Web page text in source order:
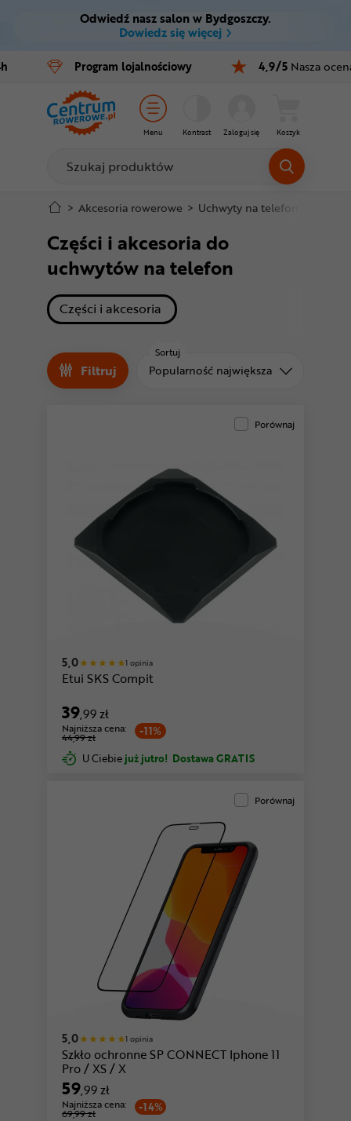
Ctrl M
Menu główne
Filtry
Produkty
Stopka
Mapa strony
Odwiedź nasz salon w Bydgoszczy.
Dowiedz się więcej
Program lojalnościowy 4,9/5 Nasza
Menu Kontrast Zaloguj się Koszyk
Rowery
E-bike
Części
Akcesoria
Odzież
Kaski
Buty
Warsztat
Odżywki
Nowości
> Akcesoria rowerowe > Uchwyty na telefon
Części i akcesoria do
uchwytów na telefon
Części i akcesoria produkty
Filtruj
Sortuj
Sortuj od
Popularność największa
Porównaj
5,0 1 opinia
Etui SKS Compit
39,99 zł
-11%
Najniższa cena:
44,99 zł
U Ciebie już jutro! Dostawa GRATIS
Porównaj
5,0 1 opinia
Szkło ochronne SP CONNECT Iphone 11
Pro / XS / X
59,99 zł
-14%
Najniższa cena:
69,99 zł